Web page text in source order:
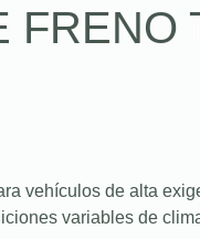
FRENO
vehículos de alta
variables de